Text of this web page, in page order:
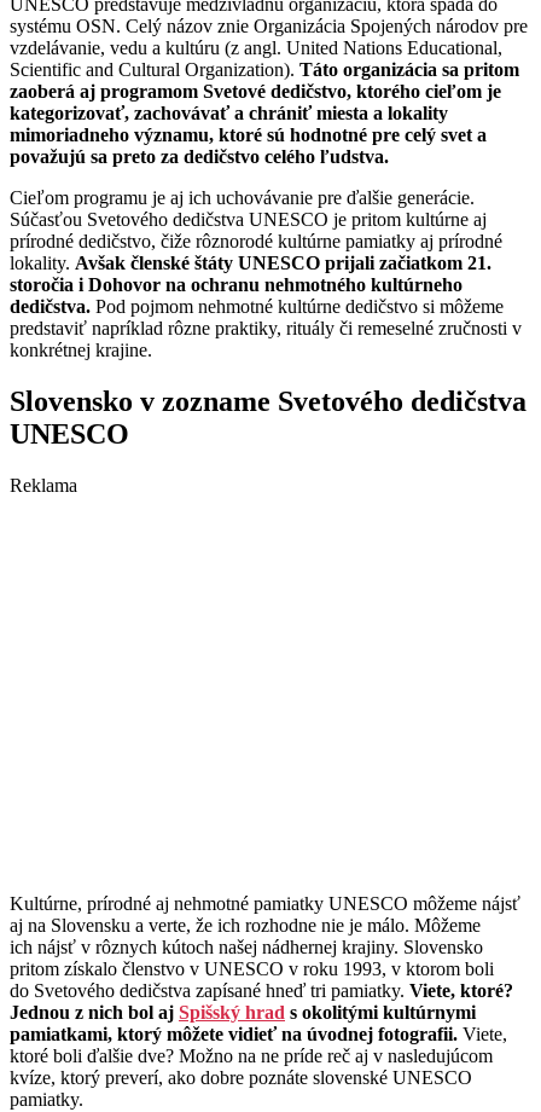
UNESCO predstavuje medzivládnu organizáciu, ktorá spadá do
systému OSN. Celý názov znie Organizácia Spojených národov pre
vzdelávanie, vedu a kultúru (z angl. United Nations Educational,
Scientific and Cultural Organization). Táto organizácia sa pritom
zaoberá aj programom Svetové dedičstvo, ktorého cieľom je
kategorizovať, zachovávať a chrániť miesta a lokality
mimoriadneho významu, ktoré sú hodnotné pre celý svet a
považujú sa preto za dedičstvo celého ľudstva.
Cieľom programu je aj ich uchovávanie pre ďalšie generácie.
Súčasťou Svetového dedičstva UNESCO je pritom kultúrne aj
prírodné dedičstvo, čiže rôznorodé kultúrne pamiatky aj prírodné
lokality. Avšak členské štáty UNESCO prijali začiatkom 21.
storočia i Dohovor na ochranu nehmotného kultúrneho
dedičstva. Pod pojmom nehmotné kultúrne dedičstvo si môžeme
predstaviť napríklad rôzne praktiky, rituály či remeselné zručnosti v
konkrétnej krajine.
Slovensko v zozname Svetového dedičstva
UNESCO
Reklama
Kultúrne, prírodné aj nehmotné pamiatky UNESCO môžeme nájsť
aj na Slovensku a verte, že ich rozhodne nie je málo. Môžeme
ich nájsť v rôznych kútoch našej nádhernej krajiny. Slovensko
pritom získalo členstvo v UNESCO v roku 1993, v ktorom boli
do Svetového dedičstva zapísané hneď tri pamiatky. Viete, ktoré?
Jednou z nich bol aj Spišský hrad s okolitými kultúrnymi
pamiatkami, ktorý môžete vidieť na úvodnej fotografii. Viete,
ktoré boli ďalšie dve? Možno na ne príde reč aj v nasledujúcom
kvíze, ktorý preverí, ako dobre poznáte slovenské UNESCO
pamiatky.